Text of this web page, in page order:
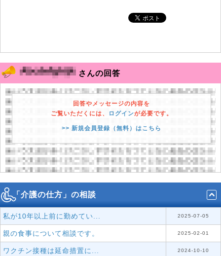
さんの回答
回答やメッセージの内容を
ご覧いただくには、
ログインが必要です。
>> 新規会員登録（無料）はこちら
「介護の仕方」の相談
私が10年以上前に勤めてい... 2025-07-05
親の食事について相談です。 2025-02-01
ワクチン接種は延命措置に... 2024-10-10